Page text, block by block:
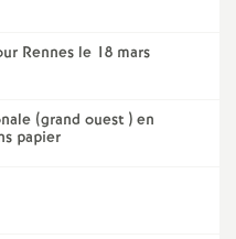
Rennes le 18 mars
(grand ouest ) en
papier